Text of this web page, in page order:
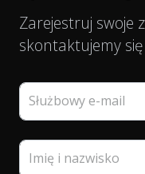
Zarejestruj swoje
skontaktujemy
Służbowy e-mail
Imię i nazwisko